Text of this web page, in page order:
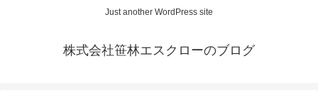
Just another WordPress site
株式会社笹林エスクローのブログ